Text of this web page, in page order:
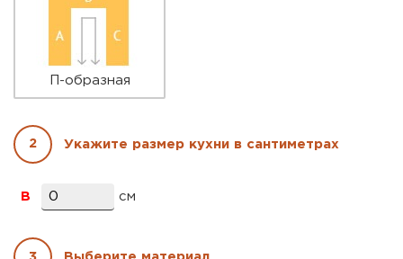
П-образная
2 Укажите размер кухни в сантиметрах
B см
3 Выберите материал